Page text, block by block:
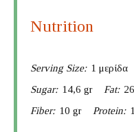
Nutrition
Serving Size: 1 μερίδα
Sugar: 14,6 gr Fat:
Fiber: 10 gr Protein: